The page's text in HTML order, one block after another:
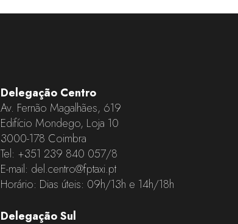
Delegação Centro
Av. Fernão Magalhães, 619
Edifício Mondego, Loja 10
3000-178 Coimbra
Tel: +351 239 840 057/8
E-mail: del.centro@fptaxi.pt
Horário: Dias úteis: 09h/13h e 14h/18h
Delegação Sul